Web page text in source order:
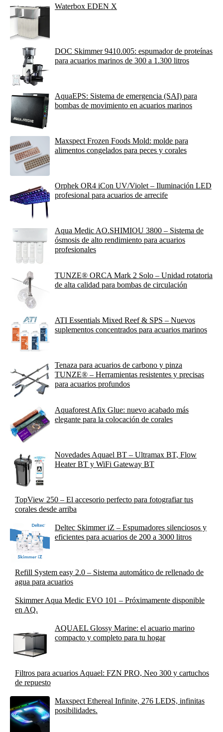
Waterbox EDEN X
DOC Skimmer 9410.005: espumador de proteínas
para acuarios marinos de 300 a 1.300 litros
AquaEPS: Sistema de emergencia (SAI) para
bombas de movimiento en acuarios marinos
Maxspect Frozen Foods Mold: molde para
alimentos congelados para peces y corales
Orphek OR4 iCon UV/Violet – Iluminación LED
profesional para acuarios de arrecife
Aqua Medic AO.SHIMIOU 3800 – Sistema de
ósmosis de alto rendimiento para acuarios
profesionales
TUNZE® ORCA Mark 2 Solo – Unidad rotatoria
de alta calidad para bombas de circulación
ATI Essentials Mixed Reef & SPS – Nuevos
suplementos concentrados para acuarios marinos
Tenaza para acuarios de carbono y pinza
TUNZE® – Herramientas resistentes y precisas
para acuarios profundos
Aquaforest Afix Glue: nuevo acabado más
elegante para la colocación de corales
Novedades Aquael BT – Ultramax BT, Flow
Heater BT y WiFi Gateway BT
TopView 250 – El accesorio perfecto para fotografiar tus
corales desde arriba
Deltec Skimmer iZ – Espumadores silenciosos y
eficientes para acuarios de 200 a 3000 litros
Refill System easy 2.0 – Sistema automático de rellenado de
agua para acuarios
Skimmer Aqua Medic EVO 101 – Próximamente disponible
en AQ.
AQUAEL Glossy Marine: el acuario marino
compacto y completo para tu hogar
Filtros para acuarios Aquael: FZN PRO, Neo 300 y cartuchos
de repuesto
Maxspect Ethereal Infinite, 276 LEDS, infinitas
posibilidades.